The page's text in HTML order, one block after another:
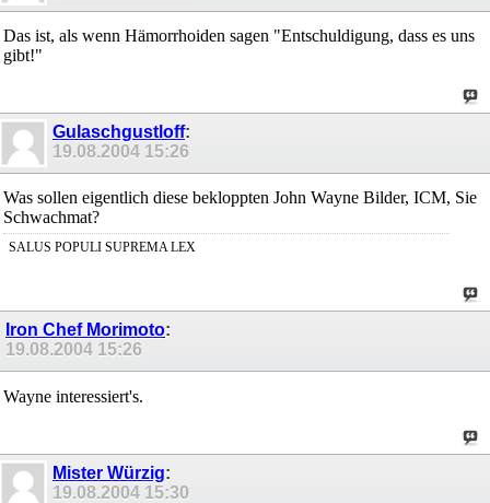
Das ist, als wenn Hämorrhoiden sagen "Entschuldigung, dass es uns
gibt!"
Gulaschgustloff:
19.08.2004 15:26
Was sollen eigentlich diese bekloppten John Wayne Bilder, ICM, Sie
Schwachmat?
SALUS POPULI SUPREMA LEX
Iron Chef Morimoto:
19.08.2004 15:26
Wayne interessiert's.
Mister Würzig:
19.08.2004 15:30